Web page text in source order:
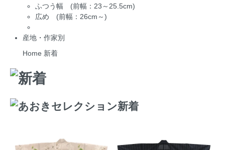
ふつう幅 (前幅：23～25.5cm)
広め (前幅：26cm～)
産地・作家別
Home 新着